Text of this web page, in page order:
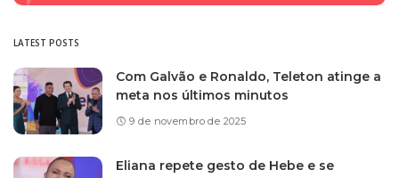
LATEST POSTS
Com Galvão e Ronaldo, Teleton atinge a
meta nos últimos minutos
9 de novembro de 2025
Eliana repete gesto de Hebe e se